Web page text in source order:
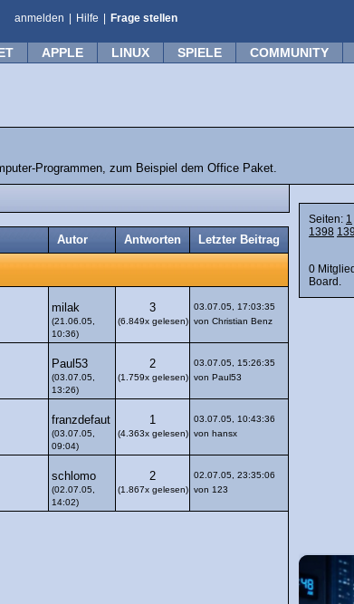
anmelden Hilfe Frage stellen
APPLE LINUX SPIELE COMMUNITY
Programmen, zum Beispiel dem Office Paket.
Autor Antworten Letzter Beitrag
milak
(21.06.05,
10:36)
3
(6.849x gelesen)
03.07.05, 17:03:35
von Christian Benz
Paul53
(03.07.05,
13:26)
2
(1.759x gelesen)
03.07.05, 15:26:35
von Paul53
franzdefaut
(03.07.05,
09:04)
1
(4.363x gelesen)
03.07.05, 10:43:36
von hansx
schlomo
(02.07.05,
14:02)
2
(1.867x gelesen)
02.07.05, 23:35:06
von 123
Seiten: 1
1398
0
Board.